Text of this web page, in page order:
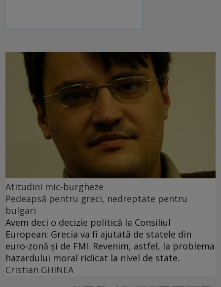
Atitudini mic-burgheze
Pedeapsă pentru greci, nedreptate pentru
bulgari
Avem deci o decizie politică la Consiliul
European: Grecia va fi ajutată de statele din
euro-zonă şi de FMI. Revenim, astfel, la problema
hazardului moral ridicat la nivel de state.
Cristian GHINEA